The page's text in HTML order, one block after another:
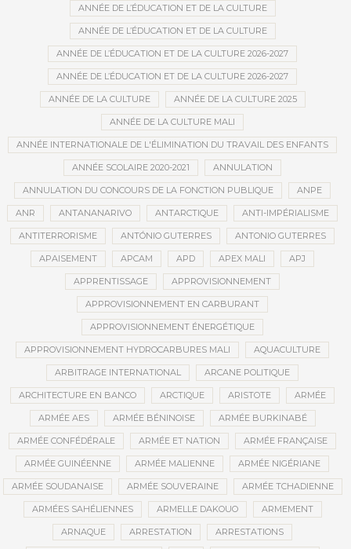
ANNÉE DE L’ÉDUCATION ET DE LA CULTURE
ANNÉE DE L’ÉDUCATION ET DE LA CULTURE
ANNÉE DE L’ÉDUCATION ET DE LA CULTURE 2026-2027
ANNÉE DE L’ÉDUCATION ET DE LA CULTURE 2026-2027
ANNÉE DE LA CULTURE ANNÉE DE LA CULTURE 2025
ANNÉE DE LA CULTURE MALI
ANNÉE INTERNATIONALE DE L'ÉLIMINATION DU TRAVAIL DES ENFANTS
ANNÉE SCOLAIRE 2020-2021 ANNULATION
ANNULATION DU CONCOURS DE LA FONCTION PUBLIQUE ANPE
ANR ANTANANARIVO ANTARCTIQUE ANTI-IMPÉRIALISME
ANTITERRORISME ANTÓNIO GUTERRES ANTONIO GUTERRES
APAISEMENT APCAM APD APEX MALI APJ
APPRENTISSAGE APPROVISIONNEMENT
APPROVISIONNEMENT EN CARBURANT
APPROVISIONNEMENT ÉNERGÉTIQUE
APPROVISIONNEMENT HYDROCARBURES MALI AQUACULTURE
ARBITRAGE INTERNATIONAL ARCANE POLITIQUE
ARCHITECTURE EN BANCO ARCTIQUE ARISTOTE ARMÉE
ARMÉE AES ARMÉE BÉNINOISE ARMÉE BURKINABÉ
ARMÉE CONFÉDÉRALE ARMÉE ET NATION ARMÉE FRANÇAISE
ARMÉE GUINÉENNE ARMÉE MALIENNE ARMÉE NIGÉRIANE
ARMÉE SOUDANAISE ARMÉE SOUVERAINE ARMÉE TCHADIENNE
ARMÉES SAHÉLIENNES ARMELLE DAKOUO ARMEMENT
ARNAQUE ARRESTATION ARRESTATIONS